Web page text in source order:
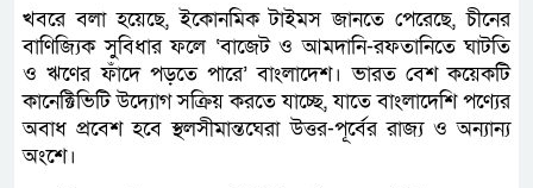
খবরে বলা হয়েছে, ইকোনমিক টাইমস জানতে পেরেছে, চীনের
বাণিজ্যিক সুবিধার ফলে ‘বাজেট ও আমদানি-রফতানিতে ঘাটতি
ও ঋণের ফাঁদে পড়তে পারে’ বাংলাদেশ। ভারত বেশ কয়েকটি
কানেক্টিভিটি উদ্যোগ সক্রিয় করতে যাচ্ছে, যাতে বাংলাদেশি পণ্যের
অবাধ প্রবেশ হবে স্থলসীমান্তঘেরা উত্তর-পূর্বের রাজ্য ও অন্যান্য
অংশে।